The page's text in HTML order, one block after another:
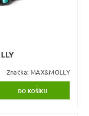
Značka: MAX&MOLLY